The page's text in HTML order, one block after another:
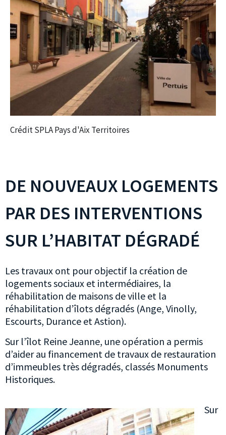
Crédit SPLA Pays d'Aix Territoires
DE NOUVEAUX LOGEMENTS
PAR DES INTERVENTIONS
SUR L’HABITAT DÉGRADÉ
Les travaux ont pour objectif la création de
logements sociaux et intermédiaires, la
réhabilitation de maisons de ville et la
réhabilitation d’îlots dégradés (Ange, Vinolly,
Escourts, Durance et Astion).
Sur l’îlot Reine Jeanne, une opération a permis
d’aider au financement de travaux de restauration
d’immeubles très dégradés, classés Monuments
Historiques.
Sur